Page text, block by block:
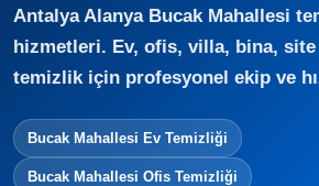
Antalya Alanya Bucak Mahallesi
hizmetleri. Ev, ofis, villa, bina, site
temizlik için profesyonel ekip ve
Bucak Mahallesi Ev Temizliği
Bucak Mahallesi Ofis Temizliği